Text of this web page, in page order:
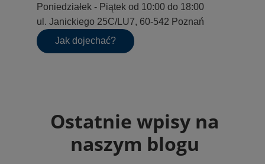
Poniedziałek - Piątek od 10:00 do 18:00
ul. Janickiego 25C/LU7, 60-542 Poznań
Jak dojechać?
Ostatnie wpisy na
naszym blogu